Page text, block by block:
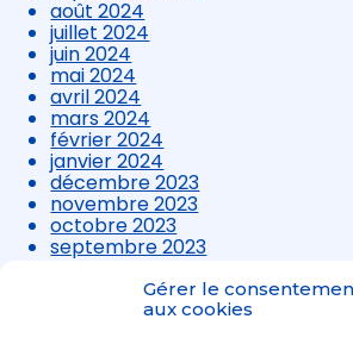
Gérer le
aux cookies
août 2024
juillet 2024
juin 2024
mai 2024
avril 2024
mars 2024
février 2024
janvier 2024
décembre 2023
novembre 2023
octobre 2023
septembre 2023
août 2023
juillet 2023